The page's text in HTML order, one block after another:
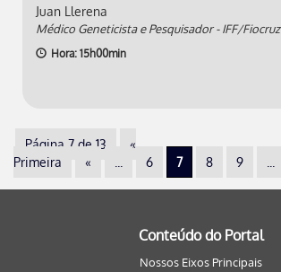
Juan Llerena
Médico Geneticista e Pesquisador - IFF/Fiocruz
Hora: 15h00min
Página 7 de 13
«
Primeira
« 6 7 8 9
Conteúdo do Portal
Nossos Eixos Principais